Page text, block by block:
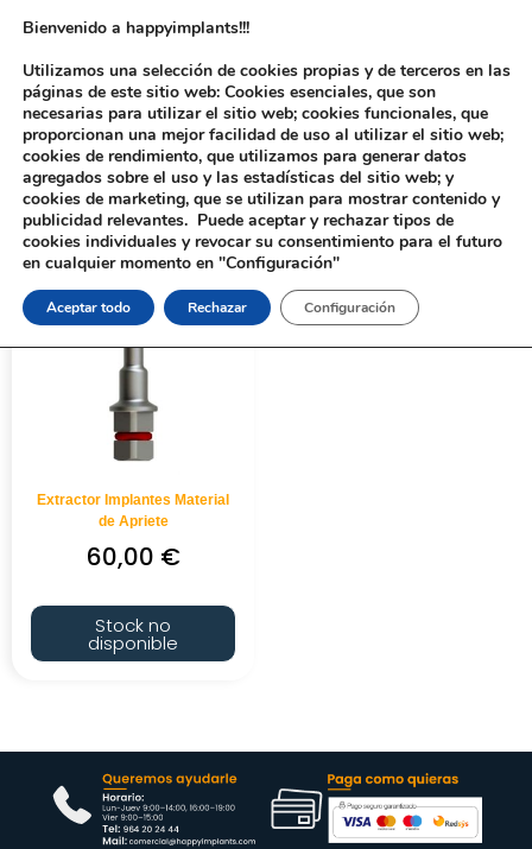
Inicio/ ASIENTO del producto / Tipo 3
Extractor Implantes Material
de Apriete
60,00 €
Stock no
disponible
Bienvenido a happyimplants!!!
Utilizamos una selección de cookies propias y de terceros en las
páginas de este sitio web: Cookies esenciales, que son
necesarias para utilizar el sitio web; cookies funcionales, que
proporcionan una mejor facilidad de uso al utilizar el sitio web;
cookies de rendimiento, que utilizamos para generar datos
agregados sobre el uso y las estadísticas del sitio web; y
cookies de marketing, que se utilizan para mostrar contenido y
publicidad relevantes. Puede aceptar y rechazar tipos de
cookies individuales y revocar su consentimiento para el futuro
en cualquier momento en "Configuración"
Aceptar todo Rechazar Configuración